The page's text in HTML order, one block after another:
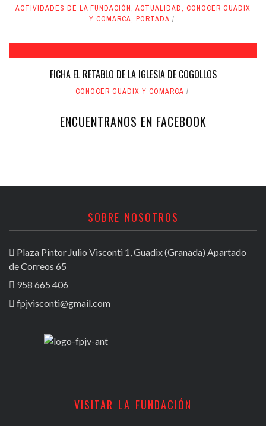
ACTIVIDADES DE LA FUNDACIÓN, ACTUALIDAD, CONOCER GUADIX
Y COMARCA, PORTADA
FICHA EL RETABLO DE LA IGLESIA DE COGOLLOS
CONOCER GUADIX Y COMARCA
ENCUENTRANOS EN FACEBOOK
SOBRE NOSOTROS
Plaza Pintor Julio Visconti 1, Guadix (Granada) Apartado
de Correos 65
958 665 406
fpjvisconti@gmail.com
VISITAR LA FUNDACIÓN